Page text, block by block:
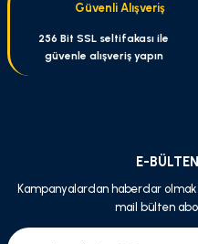
Bu ürüne benzer farklı
Güvenli Alışveriş
256 Bit SSL seltifakası ile
güvenle alışveriş yapın
E-
Kampanyalardan haberdar olmak
mail bülten